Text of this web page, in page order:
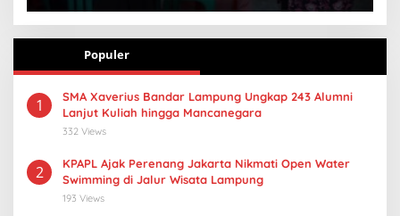
Populer
1
SMA Xaverius Bandar Lampung Ungkap 243 Alumni
Lanjut Kuliah hingga Mancanegara
332 Views
2
KPAPL Ajak Perenang Jakarta Nikmati Open Water
Swimming di Jalur Wisata Lampung
193 Views